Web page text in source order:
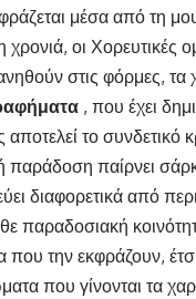
μέσα από τη
χρονιά, οι
στις φόρμες, τα
, που έχει
το συνδετικό
παράδοση παίρνει
διαφορετικά από
παραδοσιακή
που την εκφράζουν,
που γίνονται τα